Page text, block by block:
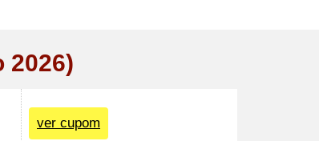
2026)
ver cupom